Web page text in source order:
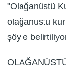
"Olağanüstü
olağanüstü
şöyle